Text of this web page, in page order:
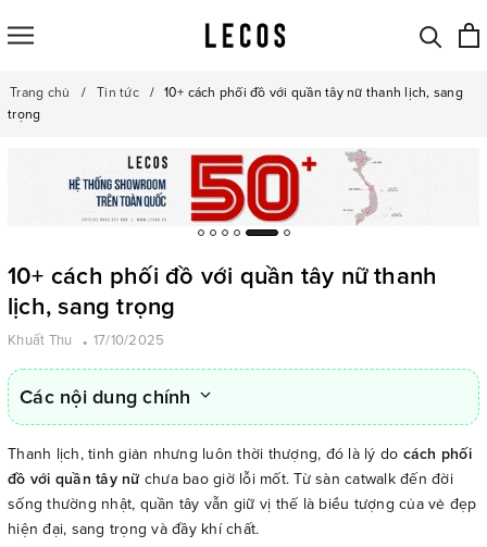
Trang chủ Tin tức
10+ cách phối đồ với quần tây nữ thanh lịch, sang
trọng
10+ cách phối đồ với quần tây nữ thanh
lịch, sang trọng
Khuất Thu 17/10/2025
Các nội dung chính
Thanh lịch, tinh giản nhưng luôn thời thượng, đó là lý do cách phối
đồ với quần tây nữ chưa bao giờ lỗi mốt. Từ sàn catwalk đến đời
sống thường nhật, quần tây vẫn giữ vị thế là biểu tượng của vẻ đẹp
hiện đại, sang trọng và đầy khí chất.